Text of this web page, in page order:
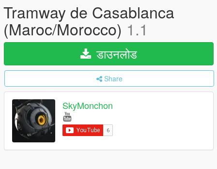
Tramway de Casablanca
(Maroc/Morocco) 1.1
डाउनलोड
Share
SkyMonchon